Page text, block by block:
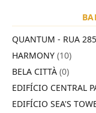
QUANTUM - RUA
HARMONY (10)
BELA CITTÀ (0)
EDIFÍCIO CENTRAL
EDIFÍCIO SEA'S